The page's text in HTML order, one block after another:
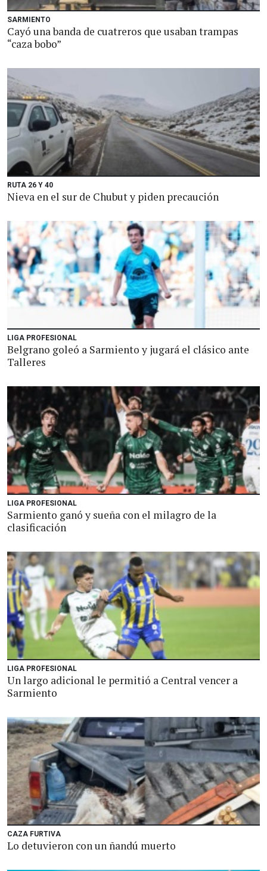
SARMIENTO
Cayó una banda de cuatreros que usaban trampas
“caza bobo”
RUTA 26 Y 40
Nieva en el sur de Chubut y piden precaución
LIGA PROFESIONAL
Belgrano goleó a Sarmiento y jugará el clásico ante
Talleres
LIGA PROFESIONAL
Sarmiento ganó y sueña con el milagro de la
clasificación
LIGA PROFESIONAL
Un largo adicional le permitió a Central vencer a
Sarmiento
CAZA FURTIVA
Lo detuvieron con un ñandú muerto